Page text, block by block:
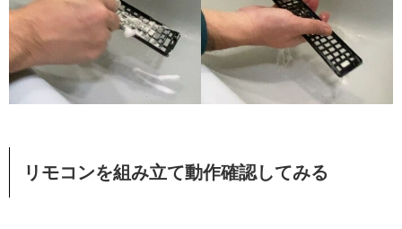
リモコンを組み立て動作確認してみる